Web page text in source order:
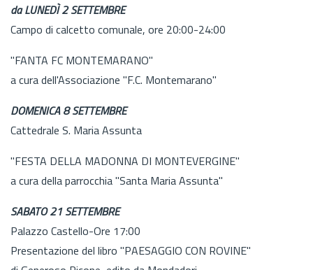
da LUNEDÌ 2 SETTEMBRE
Campo di calcetto comunale, ore 20:00-24:00
"FANTA FC MONTEMARANO"
a cura dell'Associazione "F.C. Montemarano"
DOMENICA 8 SETTEMBRE
Cattedrale S. Maria Assunta
"FESTA DELLA MADONNA DI MONTEVERGINE"
a cura della parrocchia "Santa Maria Assunta"
SABATO 21 SETTEMBRE
Palazzo Castello-Ore 17:00
Presentazione del libro "PAESAGGIO CON ROVINE"